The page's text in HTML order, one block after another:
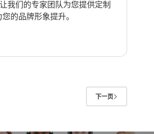
我们的专家团队为您提供定制
的品牌形象提升。
下一页